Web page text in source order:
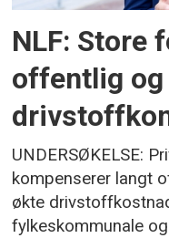
NLF: Store
offentlig
UNDERSØKELSE:
kompenserer langt
økte
fylkeskommunale